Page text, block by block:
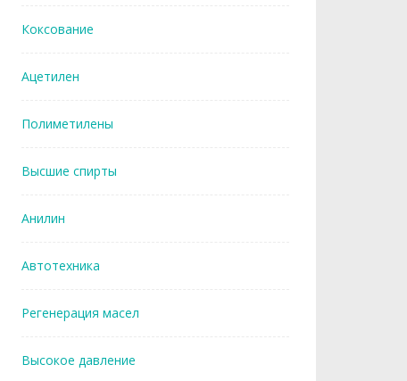
Коксование
Ацетилен
Полиметилены
Высшие спирты
Анилин
Автотехника
Регенерация масел
Высокое давление